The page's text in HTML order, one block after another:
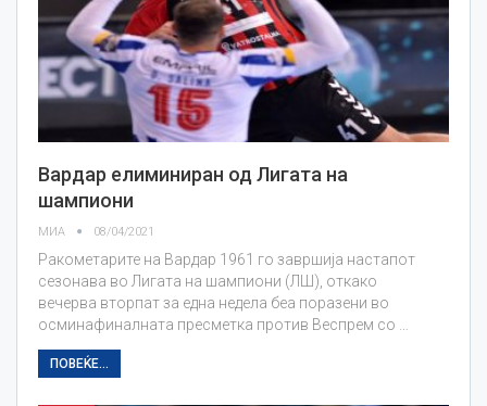
Вардар елиминиран од Лигата на
шампиони
МИА 08/04/2021
Ракометарите на Вардар 1961 го завршија настапот
сезонава во Лигата на шампиони (ЛШ), откако
вечерва вторпат за една недела беа поразени во
осминафиналната пресметка против Веспрем со …
ПОВЕЌЕ...